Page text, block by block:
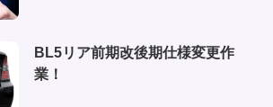
BL5リア前期改後期仕様変更作
業！